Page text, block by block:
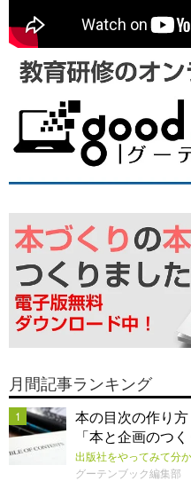
月間記事ランキング
1
本の目次の作り
「本と企画のつく
出版社をやってみて分
グーテンブック編集部